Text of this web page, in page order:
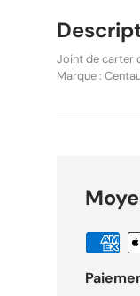
Joint de carter
Marque :
de carter
résistance
Compatibilité
WR 250 F –
Modèle